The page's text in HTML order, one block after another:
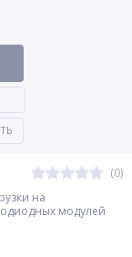
(0)
на
модулей